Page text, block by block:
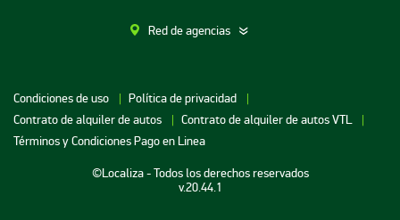
Red de agencias
Alquiler de Carros en Bucaramanga
Alquiler de Carros en Cartagena
Alquiler de Carros en Neiva
Condiciones de uso
Política de privacidad
Contrato de alquiler de autos
Contrato de alquiler de autos VTL
Términos y Condiciones Pago en Linea
©Localiza - Todos los derechos reservados
v.20.44.1